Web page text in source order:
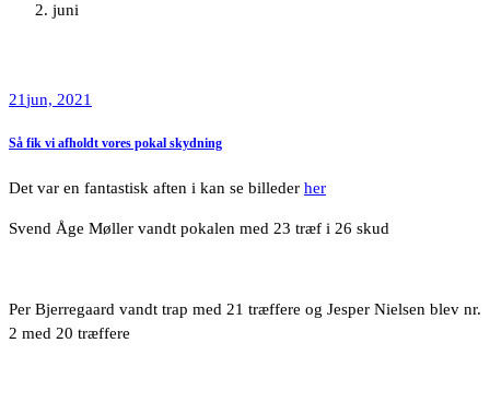
juni
21jun, 2021
Så fik vi afholdt vores pokal skydning
Det var en fantastisk aften i kan se billeder her
Svend Åge Møller vandt pokalen med 23 træf i 26 skud
Per Bjerregaard vandt trap med 21 træffere og Jesper Nielsen blev nr.
2 med 20 træffere